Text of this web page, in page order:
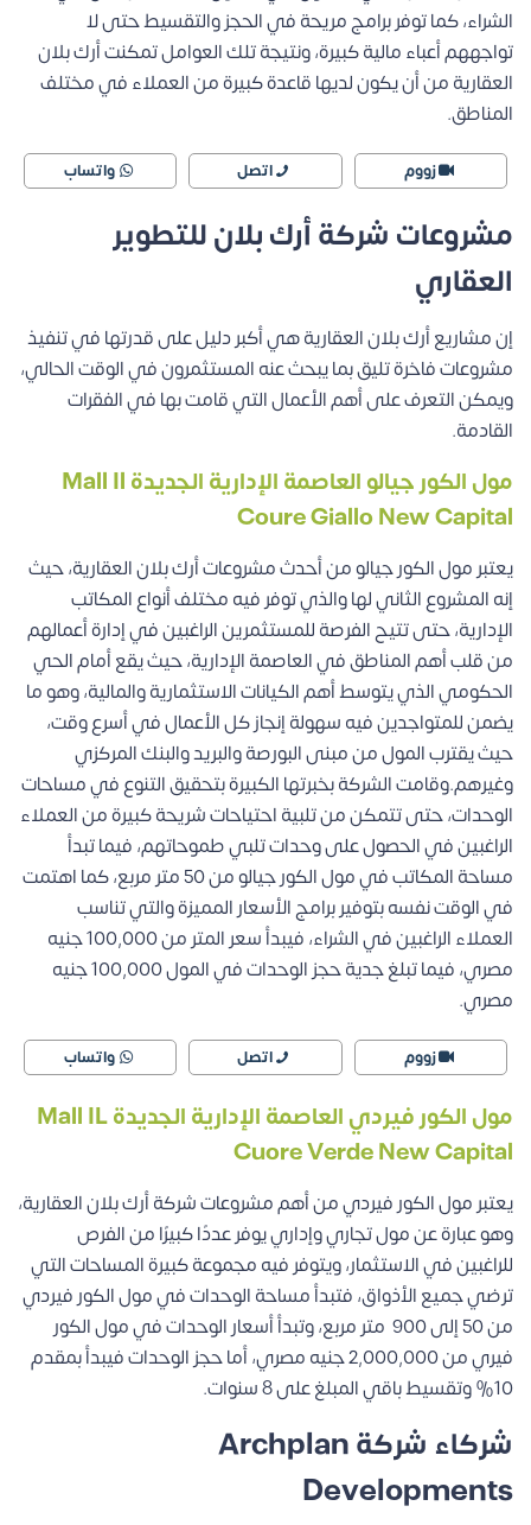
الشراء، كما توفر برامج مريحة في الحجز والتقسيط حتى لا
تواجههم أعباء مالية كبيرة، ونتيجة تلك العوامل تمكنت أرك بلان
العقارية من أن يكون لديها قاعدة كبيرة من العملاء في مختلف
المناطق.
زووم اتصل واتساب
مشروعات شركة أرك بلان للتطوير
العقاري
إن مشاريع أرك بلان العقارية هي أكبر دليل على قدرتها في تنفيذ
مشروعات فاخرة تليق بما يبحث عنه المستثمرون في الوقت الحالي،
ويمكن التعرف على أهم الأعمال التي قامت بها في الفقرات
القادمة.
مول الكور جيالو العاصمة الإدارية الجديدة Mall Il
Coure Giallo New Capital
يعتبر مول الكور جيالو من أحدث مشروعات أرك بلان العقارية، حيث
إنه المشروع الثاني لها والذي توفر فيه مختلف أنواع المكاتب
الإدارية، حتى تتيح الفرصة للمستثمرين الراغبين في إدارة أعمالهم
من قلب أهم المناطق في العاصمة الإدارية، حيث يقع أمام الحي
الحكومي الذي يتوسط أهم الكيانات الاستثمارية والمالية، وهو ما
يضمن للمتواجدين فيه سهولة إنجاز كل الأعمال في أسرع وقت،
حيث يقترب المول من مبنى البورصة والبريد والبنك المركزي
وغيرهم.وقامت الشركة بخبرتها الكبيرة بتحقيق التنوع في مساحات
الوحدات، حتى تتمكن من تلبية احتياحات شريحة كبيرة من العملاء
الراغبين في الحصول على وحدات تلبي طموحاتهم، فيما تبدأ
مساحة المكاتب في مول الكور جيالو من 50 متر مربع، كما اهتمت
في الوقت نفسه بتوفير برامج الأسعار المميزة والتي تناسب
العملاء الراغبين في الشراء، فيبدأ سعر المتر من 100,000 جنيه
مصري، فيما تبلغ جدية حجز الوحدات في المول 100,000 جنيه
مصري.
زووم اتصل واتساب
مول الكور فيردي العاصمة الإدارية الجديدة Mall IL
Cuore Verde New Capital
يعتبر مول الكور فيردي من أهم مشروعات شركة أرك بلان العقارية،
وهو عبارة عن مول تجاري وإداري يوفر عددًا كبيرًا من الفرص
للراغبين في الاستثمار، ويتوفر فيه مجموعة كبيرة المساحات التي
ترضي جميع الأذواق، فتبدأ مساحة الوحدات في مول الكور فيردي
من 50 إلى 900 متر مربع، وتبدأ أسعار الوحدات في مول الكور
فيري من 2,000,000 جنيه مصري، أما حجز الوحدات فيبدأ بمقدم
10% وتقسيط باقي المبلغ على 8 سنوات.
شركاء شركة Archplan
Developments